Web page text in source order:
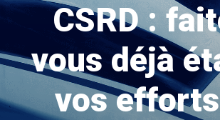
CSRD :
vous déjà
vos